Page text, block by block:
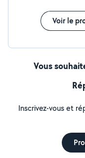
Voir le
Vous
Inscrivez-vous et